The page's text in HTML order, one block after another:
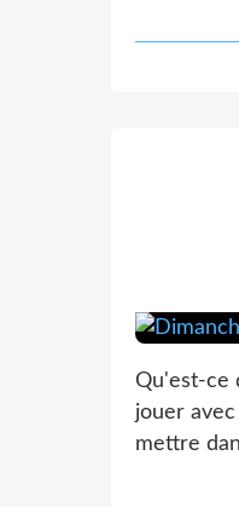
Qu'est-ce
jouer
mettre